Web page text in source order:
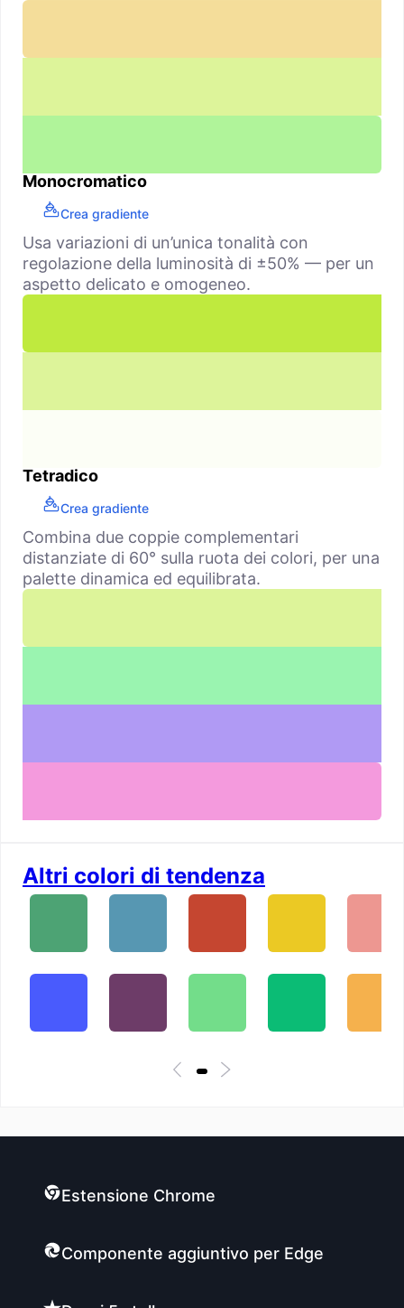
Monocromatico
Crea gradiente
Usa variazioni di un’unica tonalità con
regolazione della luminosità di ±50% — per un
aspetto delicato e omogeneo.
Tetradico
Crea gradiente
Combina due coppie complementari
distanziate di 60° sulla ruota dei colori, per una
palette dinamica ed equilibrata.
Altri colori di tendenza
Estensione Chrome
Componente aggiuntivo per Edge